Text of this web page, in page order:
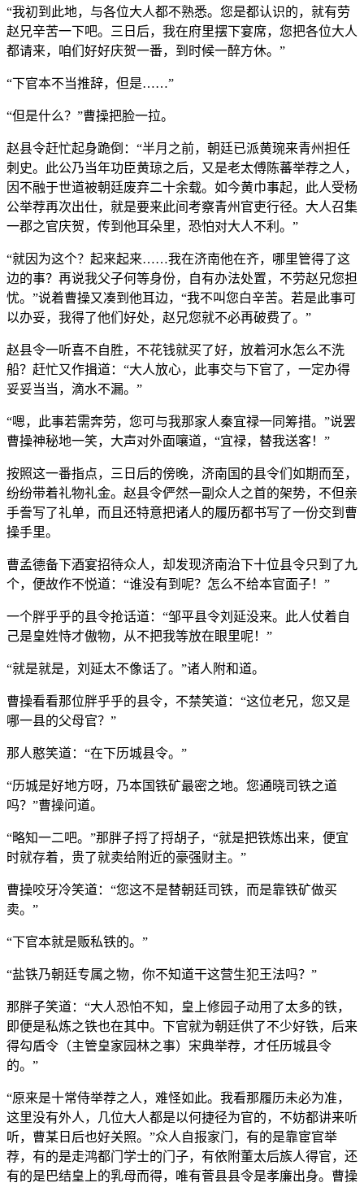
“我初到此地，与各位大人都不熟悉。您是都认识的，就有劳
赵兄辛苦一下吧。三日后，我在府里摆下宴席，您把各位大人
都请来，咱们好好庆贺一番，到时候一醉方休。”
“下官本不当推辞，但是……”
“但是什么？”曹操把脸一拉。
赵县令赶忙起身跪倒：“半月之前，朝廷已派黄琬来青州担任
刺史。此公乃当年功臣黄琼之后，又是老太傅陈蕃举荐之人，
因不融于世道被朝廷废弃二十余载。如今黄巾事起，此人受杨
公举荐再次出仕，就是要来此间考察青州官吏行径。大人召集
一郡之官庆贺，传到他耳朵里，恐怕对大人不利。”
“就因为这个？起来起来……我在济南他在齐，哪里管得了这
边的事？再说我父子何等身份，自有办法处置，不劳赵兄您担
忧。”说着曹操又凑到他耳边，“我不叫您白辛苦。若是此事可
以办妥，我得了他们好处，赵兄您就不必再破费了。”
赵县令一听喜不自胜，不花钱就买了好，放着河水怎么不洗
船？赶忙又作揖道：“大人放心，此事交与下官了，一定办得
妥妥当当，滴水不漏。”
“嗯，此事若需奔劳，您可与我那家人秦宜禄一同筹措。”说罢
曹操神秘地一笑，大声对外面嚷道，“宜禄，替我送客！”
按照这一番指点，三日后的傍晚，济南国的县令们如期而至，
纷纷带着礼物礼金。赵县令俨然一副众人之首的架势，不但亲
手誊写了礼单，而且还特意把诸人的履历都书写了一份交到曹
操手里。
曹孟德备下酒宴招待众人，却发现济南治下十位县令只到了九
个，便故作不悦道：“谁没有到呢？怎么不给本官面子！”
一个胖乎乎的县令抢话道：“邹平县令刘延没来。此人仗着自
己是皇姓恃才傲物，从不把我等放在眼里呢！”
“就是就是，刘延太不像话了。”诸人附和道。
曹操看看那位胖乎乎的县令，不禁笑道：“这位老兄，您又是
哪一县的父母官？”
那人憨笑道：“在下历城县令。”
“历城是好地方呀，乃本国铁矿最密之地。您通晓司铁之道
吗？”曹操问道。
“略知一二吧。”那胖子捋了捋胡子，“就是把铁炼出来，便宜
时就存着，贵了就卖给附近的豪强财主。”
曹操咬牙冷笑道：“您这不是替朝廷司铁，而是靠铁矿做买
卖。”
“下官本就是贩私铁的。”
“盐铁乃朝廷专属之物，你不知道干这营生犯王法吗？”
那胖子笑道：“大人恐怕不知，皇上修园子动用了太多的铁，
即便是私炼之铁也在其中。下官就为朝廷供了不少好铁，后来
得勾盾令（主管皇家园林之事）宋典举荐，才任历城县令
的。”
“原来是十常侍举荐之人，难怪如此。我看那履历未必为准，
这里没有外人，几位大人都是以何捷径为官的，不妨都讲来听
听，曹某日后也好关照。”众人自报家门，有的是靠宦官举
荐，有的是走鸿都门学士的门子，有依附董太后族人得官，还
有的是巴结皇上的乳母而得，唯有菅县县令是孝廉出身。曹操